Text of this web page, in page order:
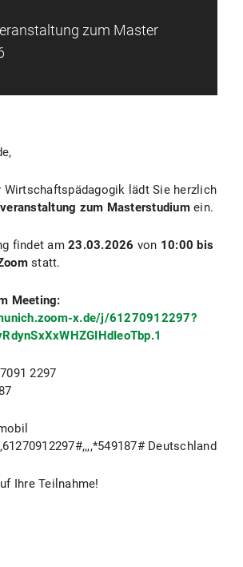
zum Master
Wirtschaftspädagogik lädt Sie herzlich
zum Masterstudiumein.
findet am 23.03.2026 von 10:00 bis
statt.
Meeting:
x.de/j/61270912297?
2297
Deutschland
Ihre Teilnahme!